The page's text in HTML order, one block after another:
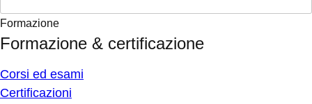
Formazione
Formazione & certificazione
Corsi ed esami
Certificazioni